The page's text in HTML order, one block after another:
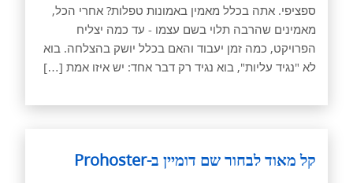
ספציפי. אתה בכלל מאמין באמונות טפלות? אחרי הכל,
מאמינים שהרבה תלוי בשם עצמו - עד כמה יצליח
הפרויקט, כמה זמן יעבוד והאם בכלל יושק בהצלחה. בוא
לא "נגיד עליות", בוא נגיד רק דבר אחד: יש איזו אמת […]
קל מאוד לבחור שם דומיין ב-Prohoster